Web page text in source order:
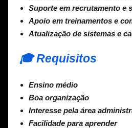
Suporte em recrutamento e
Apoio em treinamentos e
Atualização de sistemas e
🎓 Requisitos
Ensino médio
Boa organização
Interesse pela área
Facilidade para aprender